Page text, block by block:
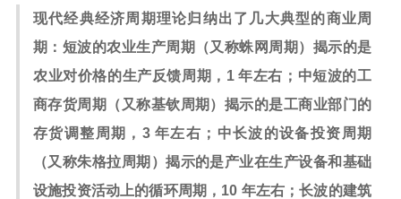
现代经典经济周期理论归纳出了几大典型的商业周
期：短波的农业生产周期（又称蛛网周期）揭示的是
农业对价格的生产反馈周期，1 年左右；中短波的工
商存货周期（又称基钦周期）揭示的是工商业部门的
存货调整周期，3 年左右；中长波的设备投资周期
（又称朱格拉周期）揭示的是产业在生产设备和基础
设施投资活动上的循环周期，10 年左右；长波的建筑